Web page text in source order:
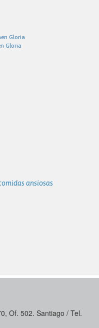
Gloria
Gloria
ansiosas
Of. 502. Santiago / Tel.